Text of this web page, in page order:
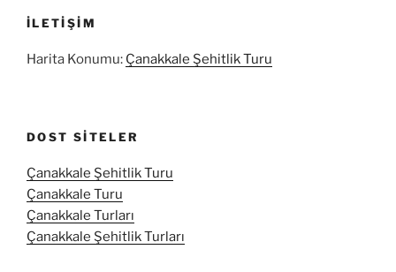
İLETIŞIM
Harita Konumu: Çanakkale Şehitlik Turu
DOST SITELER
Çanakkale Şehitlik Turu
Çanakkale Turu
Çanakkale Turları
Çanakkale Şehitlik Turları